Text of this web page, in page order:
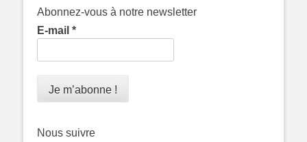
Abonnez-vous à notre newsletter
E-mail *
Nous suivre